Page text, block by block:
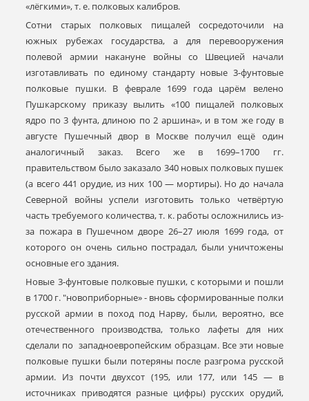
«лёгкими», т. е. полковых калибров.
Сотни старых полковых пищалей сосредоточили на
южных рубежах государства, а для перевооружения
полевой армии накануне войны со Швецией начали
изготавливать по единому стандарту новые 3-фунтовые
полковые пушки. В феврале 1699 года царём велено
Пушкарскому приказу вылить «100 пищалей полковых
ядро по 3 фунта, длиною по 2 аршина», и в том же году в
августе Пушечный двор в Москве получил ещё один
аналогичный заказ. Всего же в 1699–1700 гг.
правительством было заказало 340 новых полковых пушек
(а всего 441 орудие, из них 100 — мортиры). Но до начала
Северной войны успели изготовить только четвёртую
часть требуемого количества, т. к. работы осложнились из-
за пожара в Пушечном дворе 26–27 июля 1699 года, от
которого он очень сильно пострадал, были уничтожены
основные его здания.
Новые 3-фунтовые полковые пушки, с которыми и пошли
в 1700 г. "новоприборные» - вновь сформированные полки
русской армии в поход под Нарву, были, вероятно, все
отечественного производства, только лафеты для них
сделали по западноевропейским образцам. Все эти новые
полковые пушки были потеряны после разгрома русской
армии. Из почти двухсот (195, или 177, или 145 — в
источниках приводятся разные цифры) русских орудий,